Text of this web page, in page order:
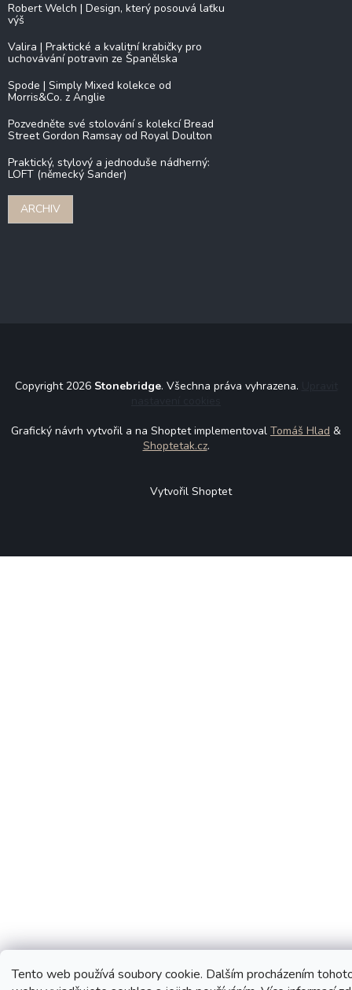
Tento web používá soubory cookie. Dalším procházením
Robert Welch | Design, který posouvá laťku
výš
Valira | Praktické a kvalitní krabičky pro
uchovávání potravin ze Španělska
Spode | Simply Mixed kolekce od
Morris&Co. z Anglie
Pozvedněte své stolování s kolekcí Bread
Street Gordon Ramsay od Royal Doulton
Praktický, stylový a jednoduše nádherný:
LOFT (německý Sander)
ARCHIV
Copyright 2026 Stonebridge. Všechna práva vyhrazena.
Grafický návrh vytvořil a na Shoptet implementoval Tomáš Hlad &
Shoptetak.cz.
Vytvořil Shoptet